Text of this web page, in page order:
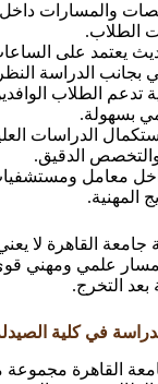
والمسارات داخل
الطلاب.
يعتمد على
بجانب الدراسة
تدعم الطلاب
بسهولة.
الدراسات العليا
الدقيق.
معامل
المهنية.
جامعة القاهرة لا
لمسار علمي ومهني
التخرج.
في كلية
القاهرة